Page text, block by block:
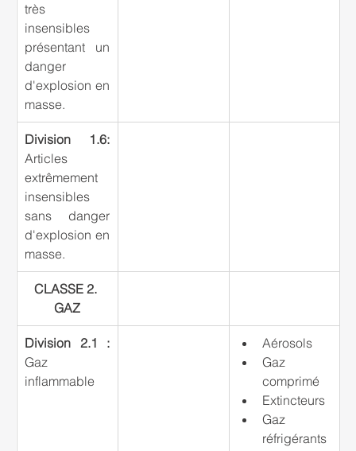
très
insensibles
présentant un
danger
d'explosion en
masse.
Articles
extrêmement
insensibles
sans danger
d'explosion en
masse.
CLASSE 2.
GAZ
Gaz
inflammable
Aérosols
Gaz
comprimé
Extincteurs
Gaz
réfrigérants